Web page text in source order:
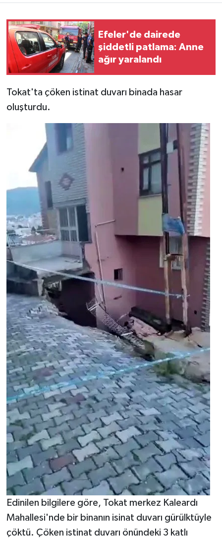
Efeler'de dairede
şiddetli patlama: Anne
ağır yaralandı
Tokat'ta çöken istinat duvarı binada hasar
oluşturdu.
Edinilen bilgilere göre, Tokat merkez Kaleardı
Mahallesi'nde bir binanın isinat duvarı gürülktüyle
çöktü. Çöken istinat duvarı önündeki 3 katlı